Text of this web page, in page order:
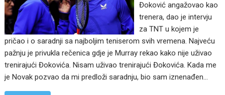
Đoković angažovao kao
trenera, dao je intervju
za TNT u kojem je
pričao i o saradnji sa najboljim teniserom svih vremena. Najveću
pažnju je privukla rečenica gdje je Murray rekao kako nije uživao
trenirajući Đokovića. Nisam uživao trenirajući Đokovića. Kada me
je Novak pozvao da mi predloži saradnju, bio sam iznenađen…